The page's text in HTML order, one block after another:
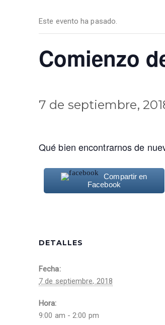
Este evento ha pasado.
Comienzo
7 de septiembre,
Qué bien encontrarnos de
Compartir en
Facebook
DETALLES
Fecha:
7 de septiembre, 2018
Hora:
9:00 am - 2:00 pm